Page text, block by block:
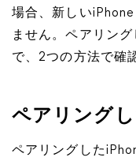
場合、新しい
ません。ペアリン
で、2つの方法で確
ペアリング
ペアリングした